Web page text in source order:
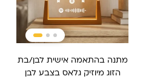
מתנה בהתאמה אישית לבן/בת
הזוג מיוזיק גלאס בצבע לבן